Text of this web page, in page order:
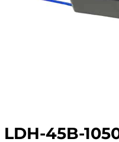
LDH-45B-